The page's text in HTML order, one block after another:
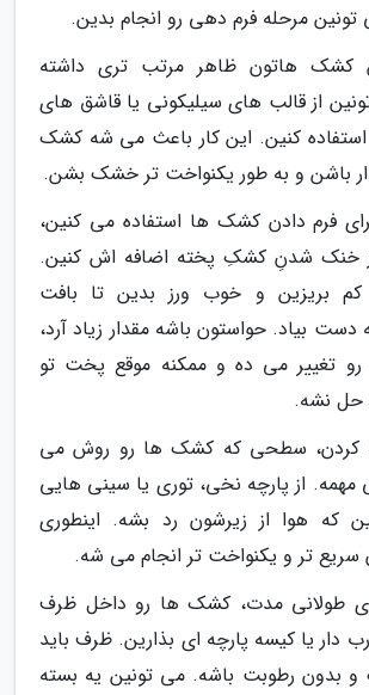
مرحله فرم دهی رو انجام بدین.
کشک هاتون ظاهر مرتب تری داشته
از قالب های سیلیکونی یا قاشق های
استفاده کنین. این کار باعث می شه کشک
باشن و به طور یکنواخت تر خشک بشن.
فرم دادن کشک ها استفاده می کنین،
خنک شدنِ کشکِ پخته اضافه اش کنین.
کم بریزین و خوب ورز بدین تا بافت
دست بیاد. حواستون باشه مقدار زیاد آرد،
تغییر می ده و ممکنه موقع پخت تو
حل نشه.
کردن، سطحی که کشک ها رو روش می
مهمه. از پارچه نخی، توری یا سینی هایی
که هوا از زیرشون رد بشه. اینطوری
تر و یکنواخت تر انجام می شه.
طولانی مدت، کشک ها رو داخل ظرف
دار یا کیسه پارچه ای بذارین. ظرف باید
بدون رطوبت باشه. می تونین یه بسته